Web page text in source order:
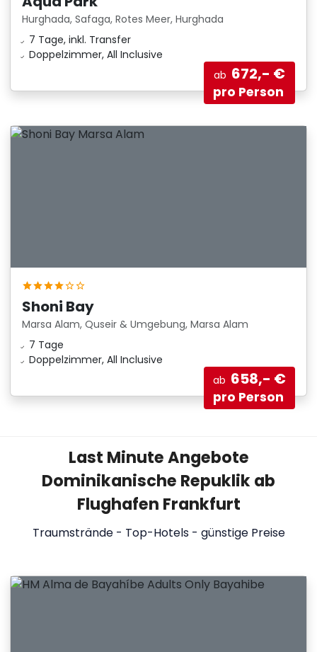
Hurghada, Safaga, Rotes Meer, Hurghada
7 Tage, inkl. Transfer
Doppelzimmer, All Inclusive
ab 672,- €
pro Person
Shoni Bay
Marsa Alam, Quseir & Umgebung, Marsa Alam
7 Tage
Doppelzimmer, All Inclusive
ab 658,- €
pro Person
Last Minute Angebote
Dominikanische Repuklik ab
Flughafen Frankfurt
Traumstrände - Top-Hotels - günstige Preise